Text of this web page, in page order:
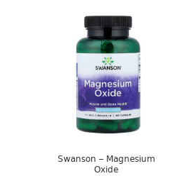
Swanson – Magnesium
Oxide